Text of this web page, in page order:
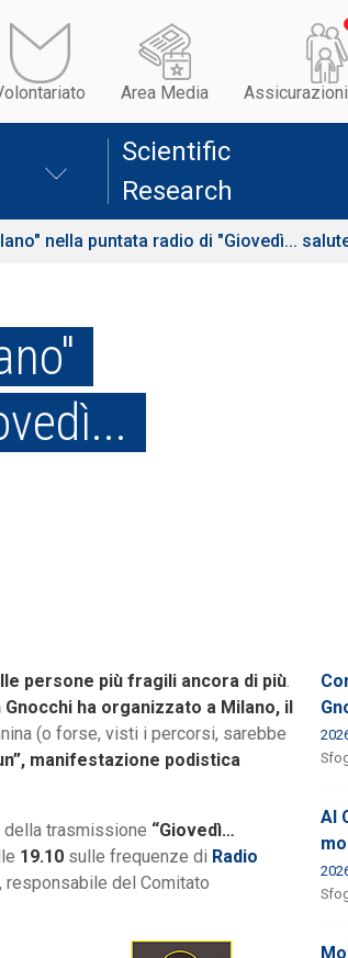
Area Media
Scientific
Research
nella puntata radio di "Giovedì...
persone più fragili ancora di più.
ha organizzato a Milano, il
(o forse, visti i percorsi, sarebbe
manifestazione podistica
della trasmissione “Giovedì…
19.10 sulle frequenze di Radio
, responsabile del Comitato
Al